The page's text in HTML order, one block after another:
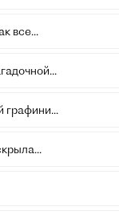
все...
графини...